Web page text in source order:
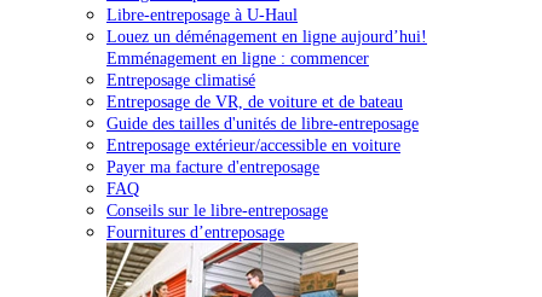
Libre-entreposage à U-Haul
Louez un déménagement en ligne aujourd’hui!
Emménagement en ligne : commencer
Entreposage climatisé
Entreposage de VR, de voiture et de bateau
Guide des tailles d'unités de libre-entreposage
Entreposage extérieur/accessible en voiture
Payer ma facture d'entreposage
FAQ
Conseils sur le libre-entreposage
Fournitures d’entreposage